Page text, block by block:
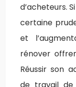
d’acheteurs.
certaine
et
rénover
Réussir son